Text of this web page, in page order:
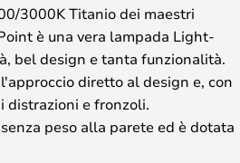
3000K Titanio dei maestri
è una vera lampada Light-
bel design e tanta funzionalità.
diretto al design e, con
distrazioni e fronzoli.
peso alla parete ed è dotata
La serie Aura comprende